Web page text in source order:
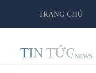
TRANG CHỦ
TIN TỨCNEWS